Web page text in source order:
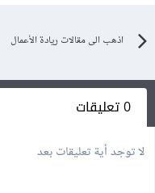
اذهب الى مقالات ريادة الأعمال
0 تعليقات
لا توجد أية تعليقات بعد